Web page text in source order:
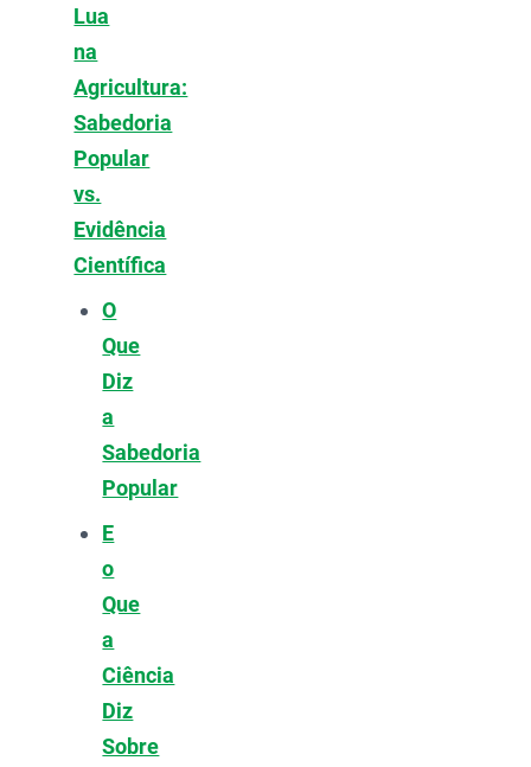
Lua
na
Agricultura:
Sabedoria
Popular
vs.
Evidência
Científica
O
Que
Diz
a
Sabedoria
Popular
E
o
Que
a
Ciência
Diz
Sobre